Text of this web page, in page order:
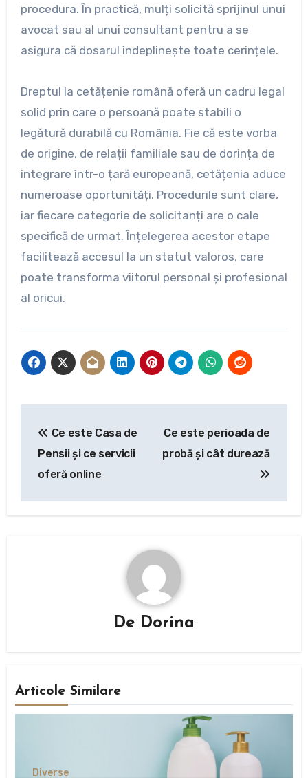
procedura. În practică, mulți solicită sprijinul unui
avocat sau al unui consultant pentru a se
asigura că dosarul îndeplinește toate cerințele.
Dreptul la cetățenie română oferă un cadru legal
solid prin care o persoană poate stabili o
legătură durabilă cu România. Fie că este vorba
de origine, de relații familiale sau de dorința de
integrare într-o țară europeană, cetățenia aduce
numeroase oportunități. Procedurile sunt clare,
iar fiecare categorie de solicitanți are o cale
specifică de urmat. Înțelegerea acestor etape
facilitează accesul la un statut valoros, care
poate transforma viitorul personal și profesional
al oricui.
în
articole
Ce este Casa de
Pensii și ce servicii
oferă online
Ce este perioada de
probă și cât durează
De Dorina
Articole Similare
Diverse